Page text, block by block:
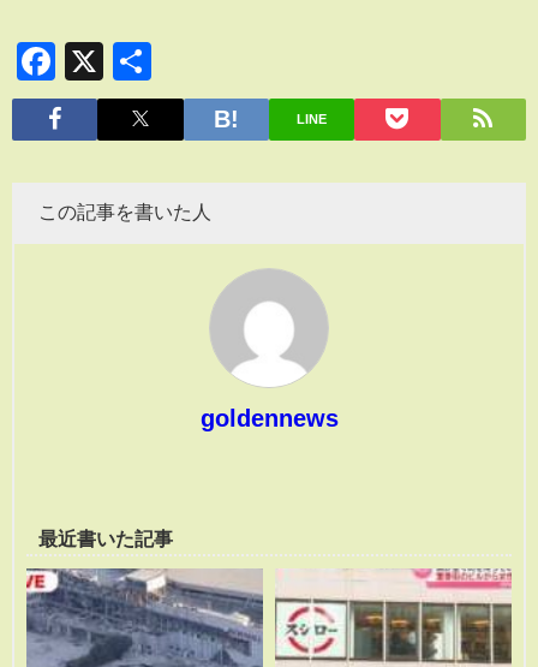
Facebook
X
有
LINE
この記事を書いた人
goldennews
最近書いた記事